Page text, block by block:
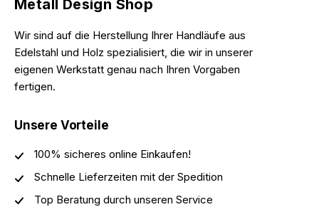
Metall Design Shop
Wir sind auf die Herstellung Ihrer Handläufe aus
Edelstahl und Holz spezialisiert, die wir in unserer
eigenen Werkstatt genau nach Ihren Vorgaben
fertigen.
Unsere Vorteile
100% sicheres online Einkaufen!
Schnelle Lieferzeiten mit der Spedition
Top Beratung durch unseren Service